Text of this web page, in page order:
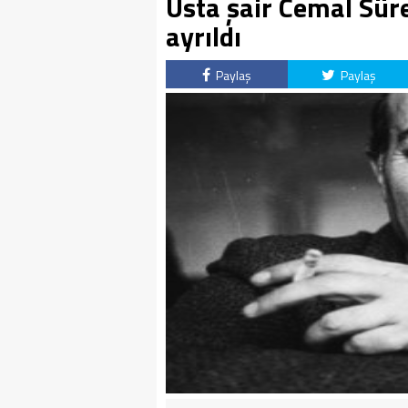
ayrıldı
Paylaş Paylaş